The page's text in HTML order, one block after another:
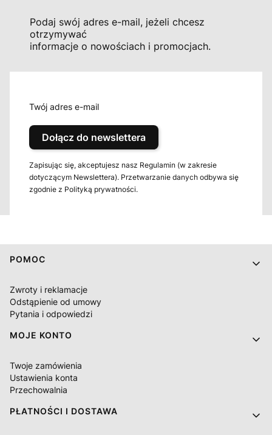
Podaj swój adres e-mail, jeżeli chcesz
otrzymywać
informacje o nowościach i promocjach.
Twój adres e-mail
Dołącz do newslettera
Zapisując się, akceptujesz nasz Regulamin (w zakresie
dotyczącym Newslettera). Przetwarzanie danych odbywa się
zgodnie z Polityką prywatności.
Linki w stopce
POMOC
Zwroty i reklamacje
Odstąpienie od umowy
Pytania i odpowiedzi
MOJE KONTO
Twoje zamówienia
Ustawienia konta
Przechowalnia
PŁATNOŚCI I DOSTAWA